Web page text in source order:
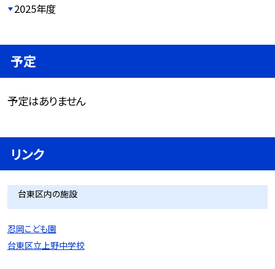
2025年度
予定
予定はありません
リンク
台東区内の施設
忍岡こども園
台東区立上野中学校